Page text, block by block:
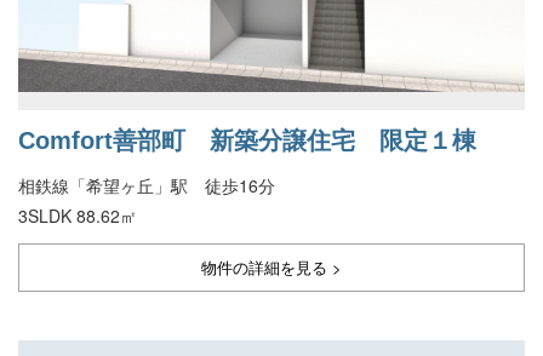
Comfort善部町 新築分譲住宅 限定１棟
相鉄線「希望ヶ丘」駅 徒歩16分
3SLDK 88.62㎡
物件の詳細を見る >